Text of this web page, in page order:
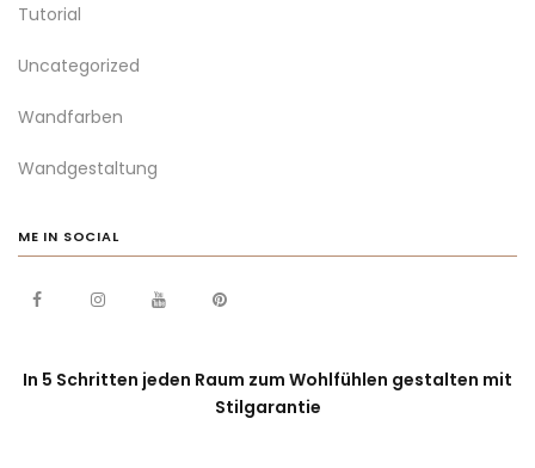
Tutorial
Uncategorized
Wandfarben
Wandgestaltung
ME IN SOCIAL
In 5 Schritten jeden Raum zum Wohlfühlen gestalten mit
Stilgarantie